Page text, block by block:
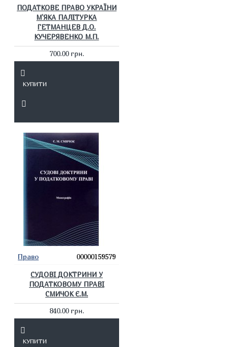
ПОДАТКОВЕ ПРАВО УКРАЇНИ
М'ЯКА ПАЛІТУРКА
ГЕТМАНЦЕВ Д.О.
КУЧЕРЯВЕНКО М.П.
700.00 грн.
КУПИТИ
Право 00000159579
СУДОВІ ДОКТРИНИ У
ПОДАТКОВОМУ ПРАВІ
СМИЧОК Є.М.
840.00 грн.
КУПИТИ